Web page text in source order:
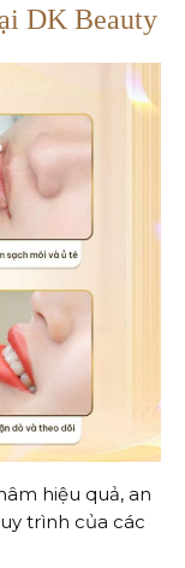
DK Beauty
hiệu quả, an
trình của các